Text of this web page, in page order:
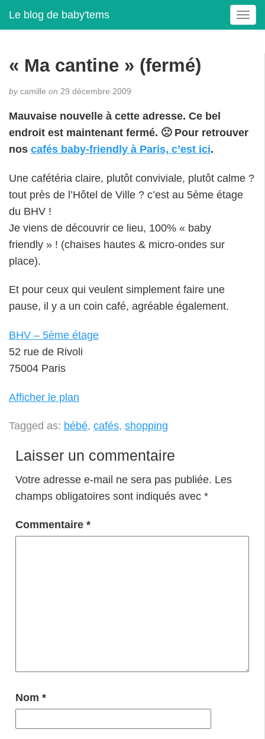
Le blog de baby'tems
T
o
i
o
« Ma cantine » (fermé)
bycamille on 29 décembre 2009
Mauvaise nouvelle à cette adresse. Ce bel
endroit est maintenant fermé. 🙁 Pour retrouver
nos cafés baby-friendly à Paris, c’est ici.
Une cafétéria claire, plutôt conviviale, plutôt calme ?
tout près de l’Hôtel de Ville ? c’est au 5ème étage
du BHV !
Je viens de découvrir ce lieu, 100% « baby
friendly » ! (chaises hautes & micro-ondes sur
place).
Et pour ceux qui veulent simplement faire une
pause, il y a un coin café, agréable également.
BHV – 5ème étage
52 rue de Rivoli
75004 Paris
Afficher le plan
Tagged as: bébé, cafés, shopping
Laisser un commentaire
Votre adresse e-mail ne sera pas publiée. Les
champs obligatoires sont indiqués avec *
Commentaire *
Nom *